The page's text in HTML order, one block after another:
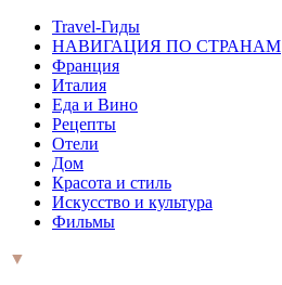
Travel-Гиды
НАВИГАЦИЯ ПО СТРАНАМ
Франция
Италия
Еда и Вино
Рецепты
Отели
Дом
Красота и стиль
Искусство и культура
Фильмы
▼